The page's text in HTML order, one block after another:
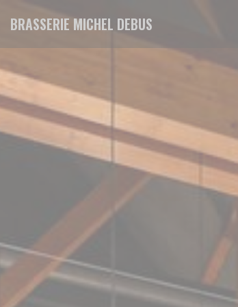
BRASSERIE MICHEL DEBUS